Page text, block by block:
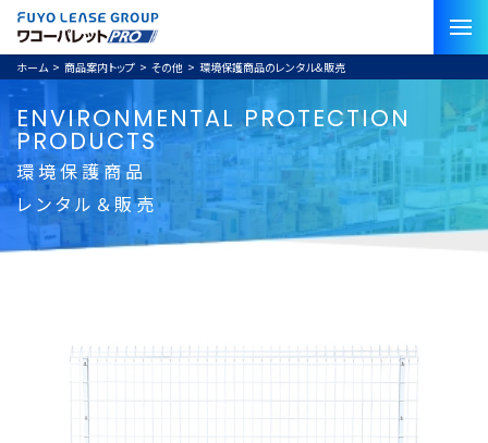
ホーム> 商品案内トップ > その他 > 環境保護商品のレンタル＆販売
ENVIRONMENTAL PROTECTION
PRODUCTS
環境保護商品
レンタル＆販売